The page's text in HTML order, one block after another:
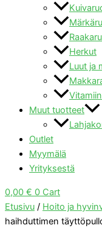
Herkut
Luut ja
Muut tuotteet
Outlet
Myymälä
Yrityksestä
0,00 € 0 Cart
Etusivu / Hoito ja
haihduttimen